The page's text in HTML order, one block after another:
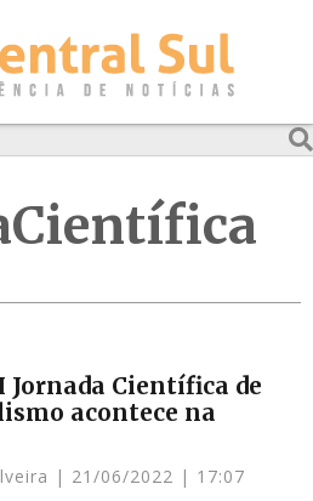
Jornada Científica de
acontece na
21/06/2022 17:07